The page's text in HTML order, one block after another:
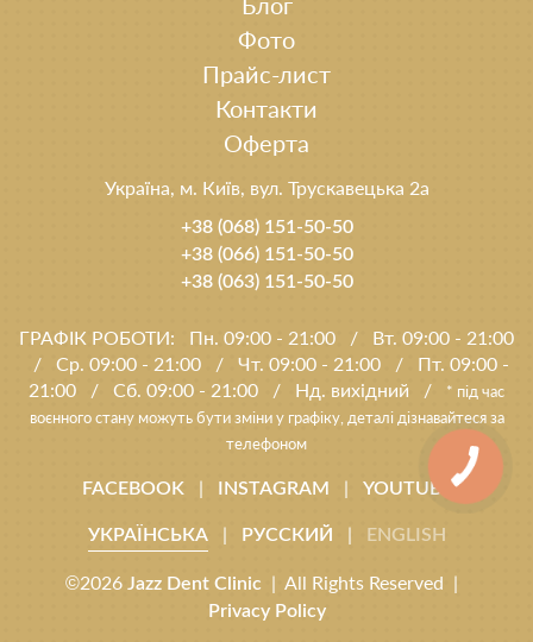
Фото
Прайс-лист
Контакти
Оферта
Україна, м. Київ, вул. Трускавецька 2а
+38 (068) 151-50-50
+38 (066) 151-50-50
+38 (063) 151-50-50
ГРАФІК РОБОТИ: Пн. 09:00 - 21:00 /
Вт. 09:00 - 21:00
/
Ср. 09:00 - 21:00 / Чт. 09:00 - 21:00 /
Пт. 09:00 -
21:00
/ Сб. 09:00 - 21:00 / Нд. вихідний /
* під час
воєнного стану можуть бути зміни у графіку, деталі дізнавайтеся за
телефоном
FACEBOOK | INSTAGRAM | YOUTUBE
©2026 Jazz Dent Clinic | All Rights Reserved |
Privacy Policy
УКРАЇНСЬКА| РУССКИЙ | ENGLISH